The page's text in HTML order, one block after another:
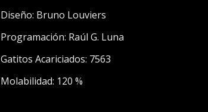
Diseño: Bruno Louviers
Programación: Raúl G. Luna
Gatitos Acariciados: 7563
Molabilidad: 120 %